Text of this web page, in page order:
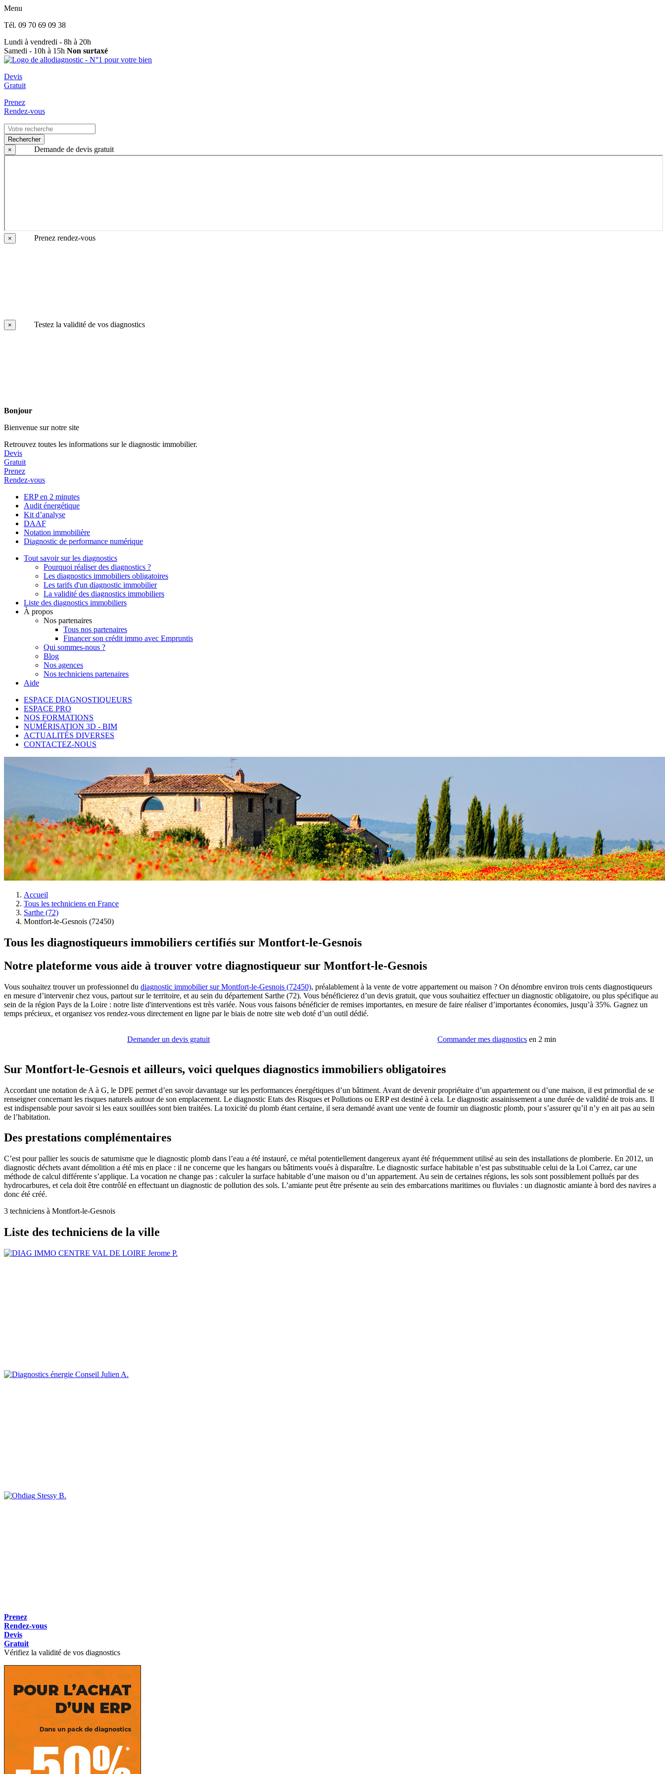
Menu
Tél. 09 70 69 09 38
Lundi à vendredi - 8h à 20h
Samedi - 10h à 15h Non surtaxé
Devis
Gratuit
Prenez
Rendez-vous
Rechercher
×
Demande de devis gratuit
× Prenez rendez-vous
× Testez la validité de vos diagnostics
Bonjour
Bienvenue sur notre site
Retrouvez toutes les informations sur le diagnostic immobilier.
Devis
Gratuit
Prenez
Rendez-vous
ERP en 2 minutes
Audit énergétique
Kit d’analyse
DAAF
Notation immobilière
Diagnostic de performance numérique
Tout savoir sur les diagnostics
Pourquoi réaliser des diagnostics ?
Les diagnostics immobiliers obligatoires
Les tarifs d'un diagnostic immobilier
La validité des diagnostics immobiliers
Liste des diagnostics immobiliers
À propos
Nos partenaires
Tous nos partenaires
Financer son crédit immo avec Empruntis
Qui sommes-nous ?
Blog
Nos agences
Nos techniciens partenaires
Aide
ESPACE DIAGNOSTIQUEURS
ESPACE PRO
NOS FORMATIONS
NUMÉRISATION 3D - BIM
ACTUALITÉS DIVERSES
CONTACTEZ-NOUS
Accueil
Tous les techniciens en France
Sarthe (72)
Montfort-le-Gesnois (72450)
Tous les diagnostiqueurs immobiliers certifiés sur Montfort-le-Gesnois
Notre plateforme vous aide à trouver votre diagnostiqueur sur Montfort-le-Gesnois
Vous souhaitez trouver un professionnel du diagnostic immobilier sur Montfort-le-Gesnois (72450), préalablement à la vente de votre appartement ou maison ? On dénombre environ trois cents diagnostiqueurs
en mesure d’intervenir chez vous, partout sur le territoire, et au sein du département Sarthe (72). Vous bénéficierez d’un devis gratuit, que vous souhaitiez effectuer un diagnostic obligatoire, ou plus spécifique au
sein de la région Pays de la Loire : notre liste d'interventions est très variée. Nous vous faisons bénéficier de remises importantes, en mesure de faire réaliser d’importantes économies, jusqu’à 35%. Gagnez un
temps précieux, et organisez vos rendez-vous directement en ligne par le biais de notre site web doté d’un outil dédié.
Demander un devis gratuit Commander mes diagnostics en 2 min
Sur Montfort-le-Gesnois et ailleurs, voici quelques diagnostics immobiliers obligatoires
Accordant une notation de A à G, le DPE permet d’en savoir davantage sur les performances énergétiques d’un bâtiment. Avant de devenir propriétaire d’un appartement ou d’une maison, il est primordial de se
renseigner concernant les risques naturels autour de son emplacement. Le diagnostic Etats des Risques et Pollutions ou ERP est destiné à cela. Le diagnostic assainissement a une durée de validité de trois ans. Il
est indispensable pour savoir si les eaux souillées sont bien traitées. La toxicité du plomb étant certaine, il sera demandé avant une vente de fournir un diagnostic plomb, pour s’assurer qu’il n’y en ait pas au sein
de l’habitation.
Des prestations complémentaires
C’est pour pallier les soucis de saturnisme que le diagnostic plomb dans l’eau a été instauré, ce métal potentiellement dangereux ayant été fréquemment utilisé au sein des installations de plomberie. En 2012, un
diagnostic déchets avant démolition a été mis en place : il ne concerne que les hangars ou bâtiments voués à disparaître. Le diagnostic surface habitable n’est pas substituable celui de la Loi Carrez, car une
méthode de calcul différente s’applique. La vocation ne change pas : calculer la surface habitable d’une maison ou d’un appartement. Au sein de certaines régions, les sols sont possiblement pollués par des
hydrocarbures, et cela doit être contrôlé en effectuant un diagnostic de pollution des sols. L’amiante peut être présente au sein des embarcations maritimes ou fluviales : un diagnostic amiante à bord des navires a
donc été créé.
3 techniciens à Montfort-le-Gesnois
Liste des techniciens de la ville
Jerome P.
Julien A.
Stessy B.
Prenez
Rendez-vous
Devis
Gratuit
Vérifiez la validité de vos diagnostics